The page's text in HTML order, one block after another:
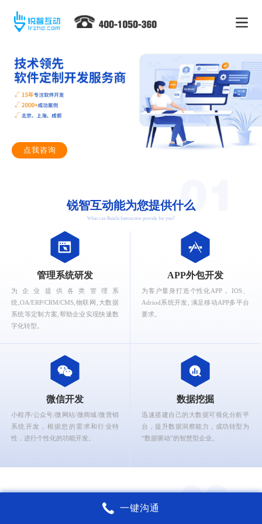
点我咨询
锐智互动能为您提供什么
What can Ruizhi Interactive provide for you?
管理系统研发
为企业提供各类管理系
统,OA/ERP/CRM/CMS,物联网,大数据
系统等定制方案,帮助企业实现快速数
字化转型。
APP外包开发
为客户量身打造个性化APP， IOS、
Adriod系统开发, 满足移动APP多平台
要求。
微信开发
小程序/公众号/微网站/微商城/微营销
系统开发，根据您的需求和行业特
性，进行个性化的功能开发。
数据挖掘
迅速搭建自己的大数据可视化分析平
台，提升数据洞察能力，成功转型为
“数据驱动”的智慧型企业。
锐智互动核心能力
一键沟通